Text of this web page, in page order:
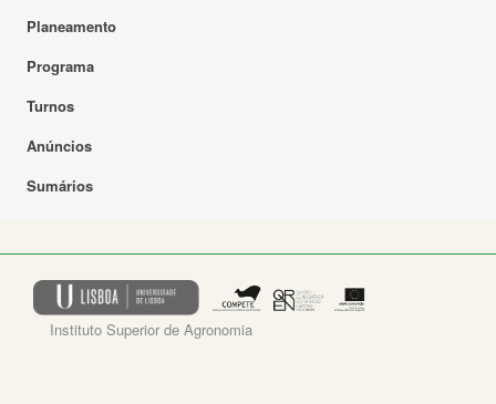
Planeamento
Programa
Turnos
Anúncios
Sumários
Instituto Superior de Agronomia